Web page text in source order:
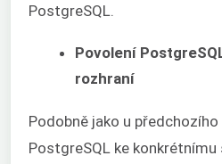
PostgreSQL.
Povolení
rozhraní
Podobně jako u
PostgreSQL ke